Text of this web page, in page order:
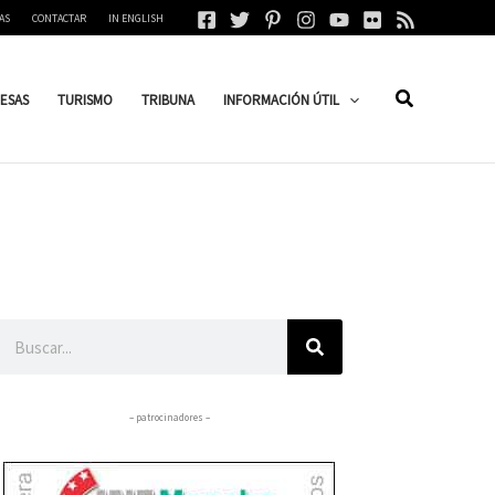
CONTACTAR IN ENGLISH
TURISMO TRIBUNA INFORMACIÓN ÚTIL
– patrocinadores –